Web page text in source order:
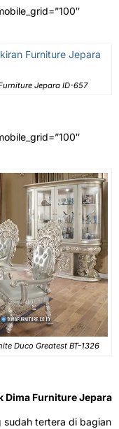
Jepara ID-657
Duco Greatest BT-1326
Dima Furniture Jepara
sudah tertera di bagian